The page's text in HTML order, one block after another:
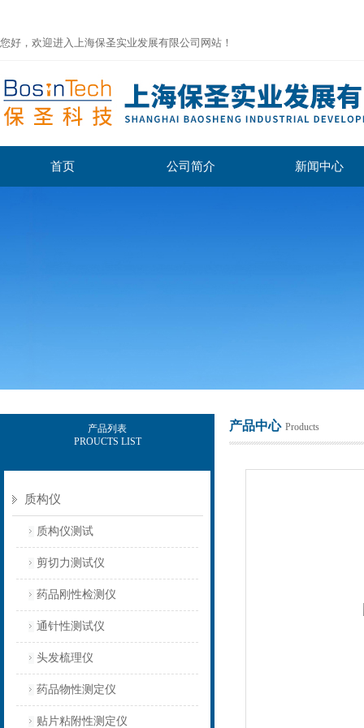
您好，欢迎进入上海保圣实业发展有限公司网站！
首页 公司简介 新闻中心
产品列表
PROUCTS LIST
质构仪
质构仪测试
剪切力测试仪
药品刚性检测仪
通针性测试仪
头发梳理仪
药品物性测定仪
贴片粘附性测定仪
产品中心 Products